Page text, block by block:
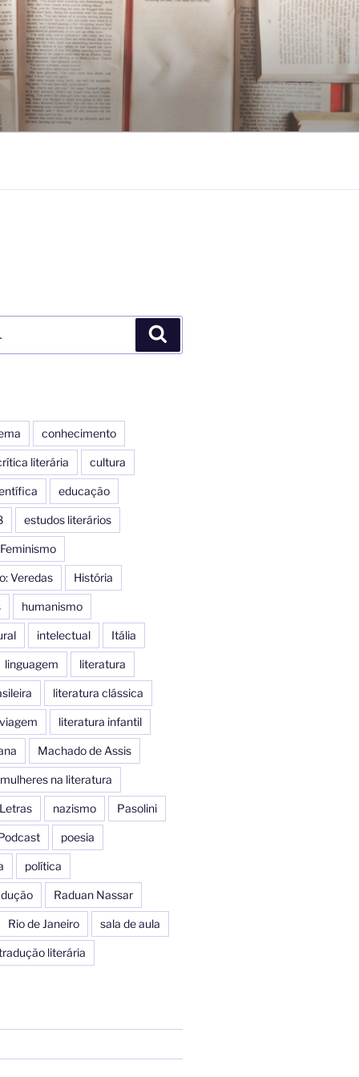
conhecimento
literária cultura
educação
estudos literários
Feminismo
Veredas História
humanismo
intelectual Itália
linguagem literatura
literatura clássica
literatura infantil
Machado de Assis
mulheres na literatura
nazismo Pasolini
poesia
política
Raduan Nassar
Rio de Janeiro sala de aula
literária